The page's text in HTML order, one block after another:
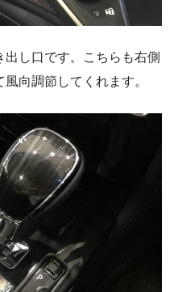
し口です。こちらも右側
向調節してくれます。